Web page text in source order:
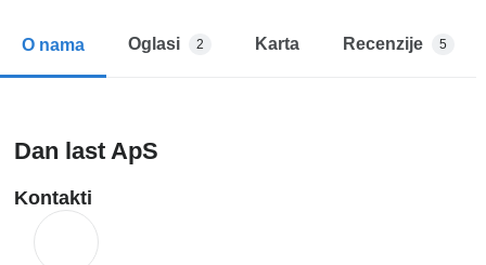
O nama Oglasi 2 Karta Recenzije 5
Dan last ApS
Kontakti